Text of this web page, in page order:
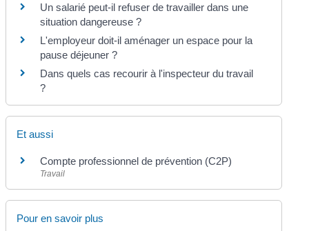
Un salarié peut-il refuser de travailler dans une
situation dangereuse ?
L'employeur doit-il aménager un espace pour la
pause déjeuner ?
Dans quels cas recourir à l'inspecteur du travail
?
Et aussi
Compte professionnel de prévention (C2P)
Travail
Pour en savoir plus